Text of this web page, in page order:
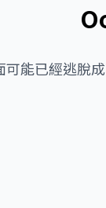
可能已經逃脫